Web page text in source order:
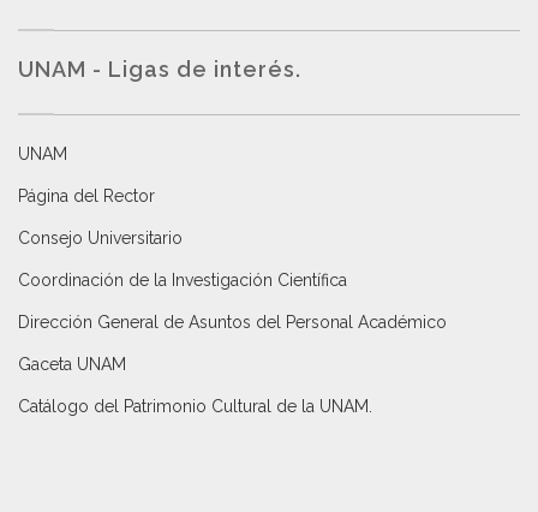
UNAM - Ligas de interés.
UNAM
Página del Rector
Consejo Universitario
Coordinación de la Investigación Científica
Dirección General de Asuntos del Personal Académico
Gaceta UNAM
Catálogo del Patrimonio Cultural de la UNAM.